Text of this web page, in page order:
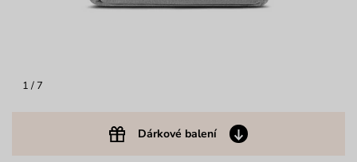
1 / 7
Dárkové balení